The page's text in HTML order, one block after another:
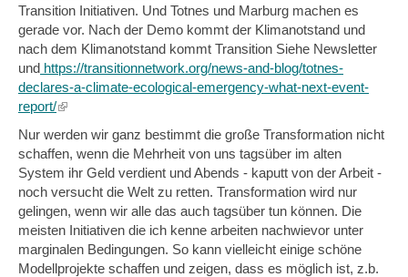
is
external)
Transition Initiativen. Und Totnes und Marburg machen es
gerade vor. Nach der Demo kommt der Klimanotstand und
nach dem Klimanotstand kommt Transition Siehe Newsletter
und https://transitionnetwork.org/news-and-blog/totnes-
declares-a-climate-ecological-emergency-what-next-event-
report/(link
external)
Nur werden wir ganz bestimmt die große Transformation nicht
schaffen, wenn die Mehrheit von uns tagsüber im alten
System ihr Geld verdient und Abends - kaputt von der Arbeit -
noch versucht die Welt zu retten. Transformation wird nur
gelingen, wenn wir alle das auch tagsüber tun können. Die
meisten Initiativen die ich kenne arbeiten nachwievor unter
marginalen Bedingungen. So kann vielleicht einige schöne
Modellprojekte schaffen und zeigen, dass es möglich ist, z.b.